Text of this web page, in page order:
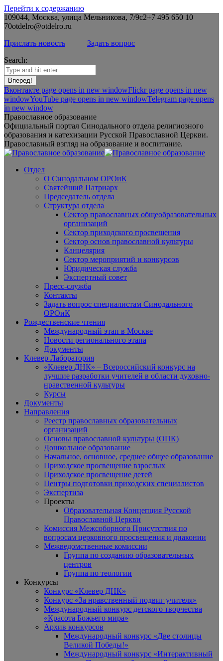
Перейти к содержанию
109044, Москва, улица Мельникова, 7/9с2+7 495 650 10
70otdelro@otdelro.ru
Прислать новость
Задать вопрос
Search:
Вконтакте page opens in new windowFlickr page opens in new
windowYouTube page opens in new windowTelegram page opens
in new window
Православное образование
Официальный портал Синодального отдела религиозного
образования и катехизации Русской Православной Церкви.
Православный взгляд на образование и воспитание.
Отдел
О Синодальном ОРОиК
Святейший Патриарх
Председатель отдела
Структура отдела
Сектор православных общеобразовательных
организаций
Сектор приходского просвещения
Сектор основ православной культуры
Канцелярия
Сектор мероприятий и конкурсов
Юридическая служба
Экспертный совет
Пресс-служба
Контакты
Задать вопрос специалистам Синодального
ОРОиК
Рождественские чтения
Международный этап в Москве
Новости регионального этапа
Документы
Клевер Лаборатория
«Клевер ДНК» – Всероссийский конкурс на
лучшие разработки учителей в области духовно-
нравственной культуры
Курсы
Документы
Направления
Реестр православных образовательных
организаций
Основы православной культуры (ОПК)
Дошкольное образование
Начальное, основное, среднее общее образование
Приходское просвещение взрослых
Приходское просвещение детей
Центры подготовки приходских специалистов
Экспертиза
Проекты
Образовательная Концепция Русской
Православной Церкви
Комиссия Межсоборного Присутствия по
вопросам церковного просвещения и диаконии
Межведомственные комиссии
Группа по созданию образовательных
центров
Группа по теологии
Конкурсы
Конкурс «Клевер ДНК»
Конкурс «За нравственный подвиг учителя»
Международный конкурс детского творчества
«Красота Божьего мира»
Архив конкурсов
Международный конкурс «Две столицы
Великой Победы!»
Международный конкурс «Интерактивный